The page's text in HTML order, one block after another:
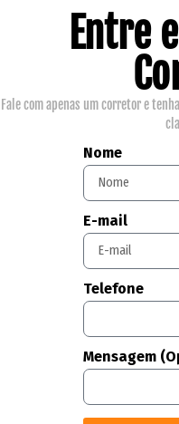
Entre
Fale com apenas um corretor e
Nome
E-mail
Telefone
Mensagem